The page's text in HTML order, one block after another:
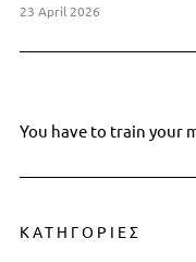
23 April 2026
You have to train your
ΚΑΤΗΓΟΡΙΕΣ